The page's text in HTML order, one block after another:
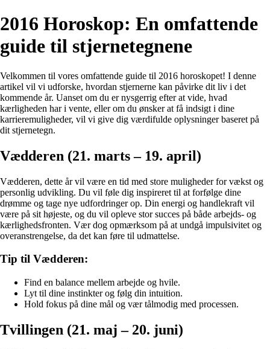
2016 Horoskop: En omfattende
guide til stjernetegnene
Velkommen til vores omfattende guide til 2016 horoskopet! I denne
artikel vil vi udforske, hvordan stjernerne kan påvirke dit liv i det
kommende år. Uanset om du er nysgerrig efter at vide, hvad
kærligheden har i vente, eller om du ønsker at få indsigt i dine
karrieremuligheder, vil vi give dig værdifulde oplysninger baseret på
dit stjernetegn.
Vædderen (21. marts – 19. april)
Vædderen, dette år vil være en tid med store muligheder for vækst og
personlig udvikling. Du vil føle dig inspireret til at forfølge dine
drømme og tage nye udfordringer op. Din energi og handlekraft vil
være på sit højeste, og du vil opleve stor succes på både arbejds- og
kærlighedsfronten. Vær dog opmærksom på at undgå impulsivitet og
overanstrengelse, da det kan føre til udmattelse.
Tip til Vædderen:
Find en balance mellem arbejde og hvile.
Lyt til dine instinkter og følg din intuition.
Hold fokus på dine mål og vær tålmodig med processen.
Tvillingen (21. maj – 20. juni)